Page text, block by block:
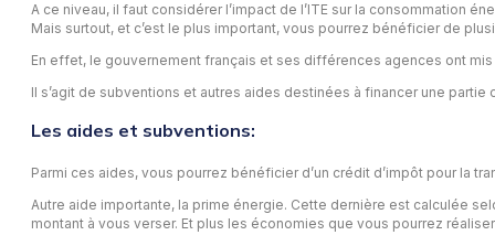
A ce niveau, il faut considérer l’impact de l’ITE sur la consommation
Mais surtout, et c’est le plus important, vous pourrez bénéficier de
En effet, le gouvernement français et ses différences agences ont
Il s’agit de subventions et autres aides destinées à financer une partie
Les aides et subventions:
Parmi ces aides, vous pourrez bénéficier d’un crédit d’impôt pour la
Autre aide importante, la prime énergie. Cette dernière est calculée
montant à vous verser. Et plus les économies que vous pourrez